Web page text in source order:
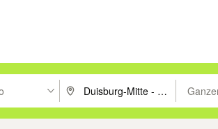
oder Vorschläge mit den Pfeiltasten nach
PLZ oder Ort eingeben. Suche